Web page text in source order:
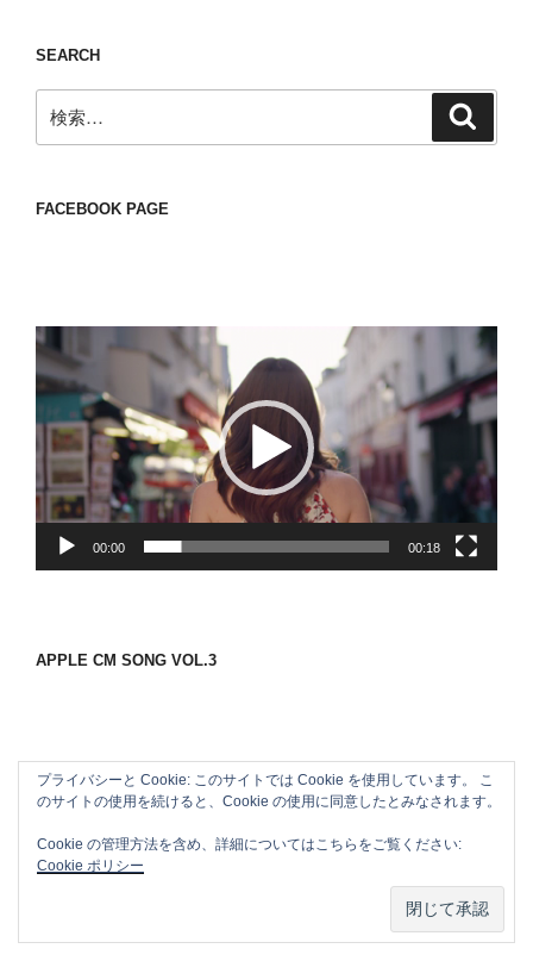
SEARCH
索:
FACEBOOK PAGE
動
画
プ
レ
ー
ヤ
ー
00:00 00:18
APPLE CM SONG VOL.3
プライバシーと Cookie: このサイトでは Cookie を使用しています。 こ
のサイトの使用を続けると、Cookie の使用に同意したとみなされます。
Cookie の管理方法を含め、詳細についてはこちらをご覧ください:
Cookie ポリシー